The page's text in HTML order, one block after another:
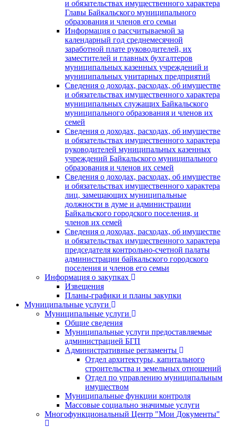
и обязательствах имущественного характера
Главы Байкальского муниципального
образования и членов его семьи
Информация о рассчитываемой за
календарный год среднемесячной
заработной плате руководителей, их
заместителей и главных бухгалтеров
муниципальных казенных учреждений и
муниципальных унитарных предприятий
Сведения о доходах, расходах, об имуществе
и обязательствах имущественного характера
муниципальных служащих Байкальского
муниципального образования и членов их
семей
Сведения о доходах, расходах, об имуществе
и обязательствах имущественного характера
руководителей муниципальных казенных
учреждений Байкальского муниципального
образования и членов их семей
Сведения о доходах, расходах, об имуществе
и обязательствах имущественного характера
лиц, замещающих муниципальные
должности в думе и администрации
Байкальского городского поселения, и
членов их семей
Сведения о доходах, расходах, об имуществе
и обязательствах имущественного характера
председателя контрольно-счетной палаты
администрации байкальского городского
поселения и членов его семьи
Информация о закупках
Извещения
Планы-графики и планы закупки
Муниципальные услуги
Муниципальные услуги
Общие сведения
Муниципальные услуги предоставляемые
администрацией БГП
Административные регламенты
Отдел архитектуры, капитального
строительства и земельных отношений
Отдел по управлению муниципальным
имуществом
Муниципальные функции контроля
Массовые социально значимые услуги
Многофункциональный Центр "Мои Документы"